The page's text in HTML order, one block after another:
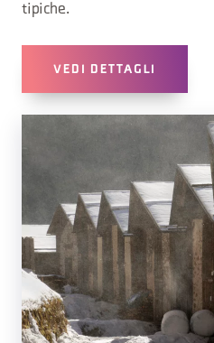
tipiche.
VEDI DETTAGLI